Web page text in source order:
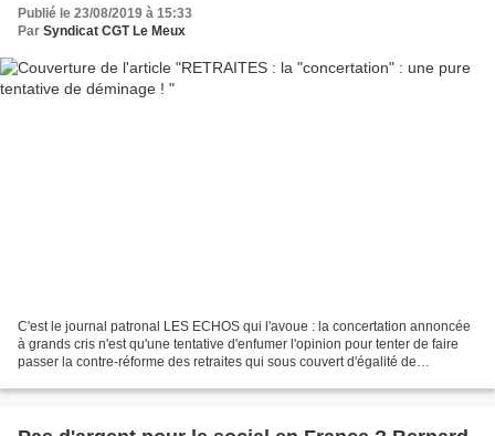
Publié le 23/08/2019 à 15:33
Par Syndicat CGT Le Meux
C'est le journal patronal LES ECHOS qui l'avoue : la concertation annoncée
à grands cris n'est qu'une tentative d'enfumer l'opinion pour tenter de faire
passer la contre-réforme des retraites qui sous couvert d'égalité de